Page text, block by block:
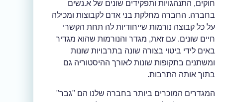
חוקים, התנהגויות ותפקידים שונים של א.נשים
בחברה. החברה מחלקת בני אדם לקבוצות ומכילה
על כל קבוצה נורמות שייחודיות לה תחת הקשרי
חיים שונים. עם זאת, מגדר והנורמות שהוא מגדיר
באים לידי ביטוי בצורה שונה בתרבויות שונות
ומשתנים בתקופות שונות לאורך ההיסטוריה גם
בתוך אותה התרבות.
המגדרים המוכרים ביותר בחברה שלנו הם "גבר"